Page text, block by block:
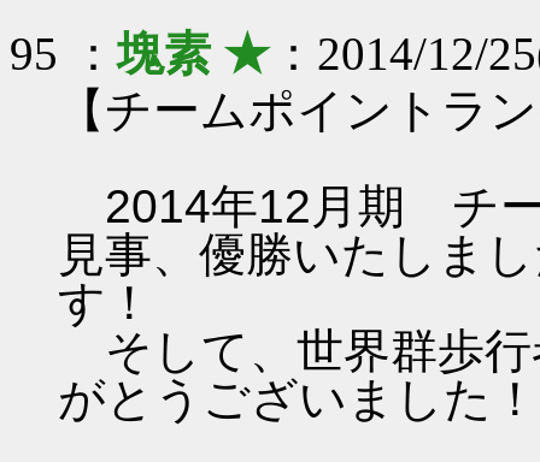
95 ：塊素 ★：2014/12/
【チームポイントラ
2014年12月期 チー
見事、優勝いたしま
す！
そして、世界群歩
がとうございました！